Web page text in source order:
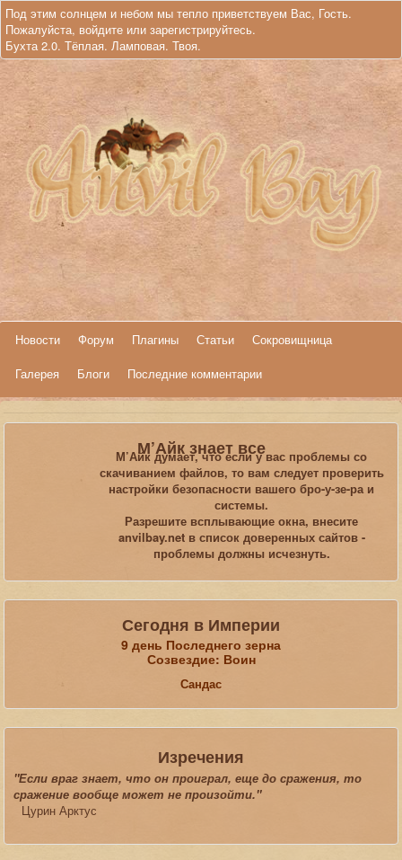
Под этим солнцем и небом мы тепло приветствуем Вас, Гость.
Пожалуйста, войдите или зарегистрируйтесь.
Бухта 2.0. Тёплая. Ламповая. Твоя.
Новости Форум Плагины Статьи
Сокровищница
Галерея
Блоги Последние комментарии
Вид с каменной лестницы.М’Айк знает все
М’Айк думает, что если у вас проблемы со
скачиванием файлов, то вам следует проверить
настройки безопасности вашего бро-у-зе-ра и
системы.
Разрешите всплывающие окна, внесите
anvilbay.net в список доверенных сайтов -
проблемы должны исчезнуть.
Сегодня в Империи
9 день Последнего зерна
Созвездие: Воин
Сандас
Изречения
"Если враг знает, что он проиграл, еще до сражения, то
сражение вообще может не произойти."
Цурин Арктус